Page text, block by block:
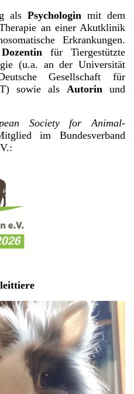
als Psychologin mit dem
an einer Akutklinik
Erkrankungen.
Dozentin für Tiergestützte
(u.a. an der Universität
Gesellschaft für
sowie als Autorin und
Society for Animal-
im Bundesverband